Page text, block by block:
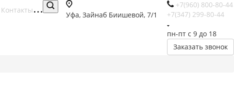
+7(960) 800-80-44
+7(347) 299-80-44
пн-пт с 9 до 18
Заказать звонок
Уфа, Зайнаб Биишевой, 7/1
Контакты